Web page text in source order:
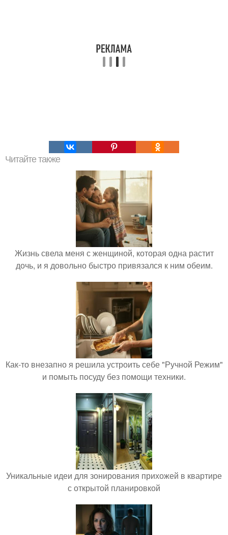
Читайте также
Жизнь свела меня с женщиной, которая одна растит
дочь, и я довольно быстро привязался к ним обеим.
Как-то внезапно я решила устроить себе "Ручной Режим"
и помыть посуду без помощи техники.
Уникальные идеи для зонирования прихожей в квартире
с открытой планировкой